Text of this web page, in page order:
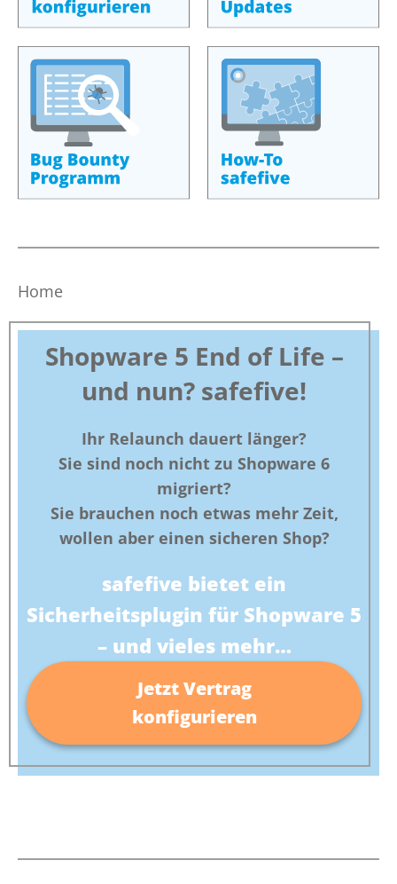
Home
Shopware 5 End of Life –
und nun? safefive!
Ihr Relaunch dauert länger?
Sie sind noch nicht zu Shopware 6
migriert?
Sie brauchen noch etwas mehr Zeit,
wollen aber einen sicheren Shop?
safefive bietet ein
Sicherheitsplugin für Shopware 5
– und vieles mehr…
Jetzt Vertrag
konfigurieren